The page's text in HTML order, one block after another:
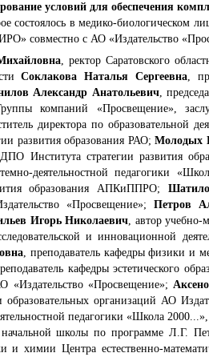
условий для обеспечения
состоялось в медико-биологическом
совместно с АО «Издательство
, ректор Саратовского
Соклакова Наталья Сергеевна ,
Александр Анатольевич,
компаний «Просвещение»,
директора по образовательной
развития образования РАО;Молодых
Института стратегии развития
деятельностной педагогики
образования АПКиППРО;
«Просвещение»;Петров
Игорь Николаевич , автор
и инновационной
, преподаватель кафедры физики и
кафедры эстетического
«Издательство «Просвещение»;
организаций АО
педагогики «Школа
школы по программе Л.Г.
и химии Центра естественно-